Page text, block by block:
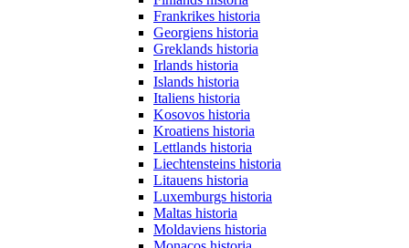
Frankrikes historia
Georgiens historia
Greklands historia
Irlands historia
Islands historia
Italiens historia
Kosovos historia
Kroatiens historia
Lettlands historia
Liechtensteins historia
Litauens historia
Luxemburgs historia
Maltas historia
Moldaviens historia